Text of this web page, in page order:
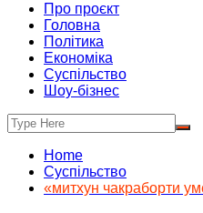
Про проєкт
Головна
Політика
Економіка
Суспільство
Шоу-бізнес
Home
Суспільство
«митхун чакраборти